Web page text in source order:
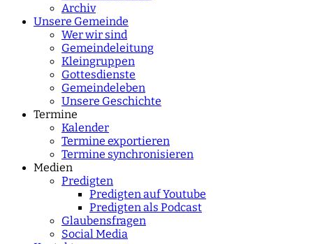
Archiv
Unsere Gemeinde
Wer wir sind
Gemeindeleitung
Kleingruppen
Gottesdienste
Gemeindeleben
Unsere Geschichte
Termine
Kalender
Termine exportieren
Termine synchronisieren
Medien
Predigten
Predigten auf Youtube
Predigten als Podcast
Glaubensfragen
Social Media